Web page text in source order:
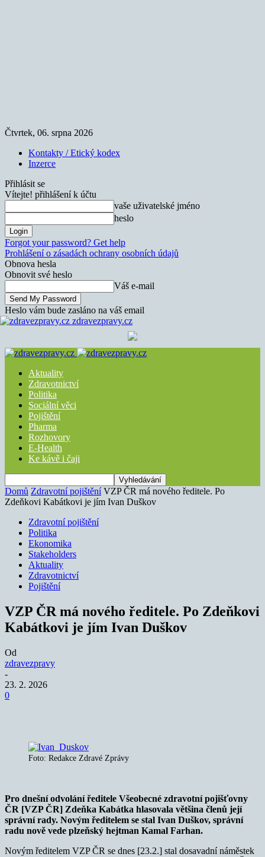
Čtvrtek, 06. srpna 2026
Kontakty / Etický kodex
Inzerce
Přihlásit se
Vítejte! přihlášení k účtu
vaše uživatelské jméno
heslo
Forgot your password? Get help
Prohlášení o zásadách ochrany osobních údajů
Obnova hesla
Obnovit své heslo
Váš e-mail
Heslo vám bude zasláno na váš email
zdravezpravy.cz
Aktuality
Zdravotnictví
Politika
Sociální věci
Pojištění
Pharma
Rozhovory
E-Health
Ke kávě i čaji
Domů Zdravotní pojištění VZP ČR má nového ředitele. Po
Zdeňkovi Kabátkovi je jím Ivan Duškov
Zdravotní pojištění
Politika
Ekonomika
Stakeholders
Aktuality
Zdravotnictví
Pojištění
VZP ČR má nového ředitele. Po Zdeňkovi
Kabátkovi je jím Ivan Duškov
Od
zdravezpravy
-
23. 2. 2026
0
Foto: Redakce Zdravé Zprávy
Pro dnešní odvolání ředitele Všeobecné zdravotní pojišťovny
ČR [VZP ČR] Zdeňka Kabátka hlasovala většina členů její
správní rady. Novým ředitelem se stal Ivan Duškov, správní
radu nově vede plzeňský hejtman Kamal Farhan.
Novým ředitelem VZP ČR se dnes [23.2.] stal dosavadní náměstek